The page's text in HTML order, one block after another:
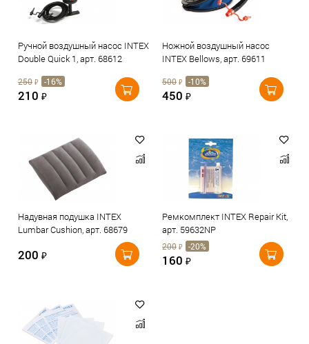
Ручной воздушный насос INTEX
Double Quick 1, арт. 68612
250 ₽ -16%
210 ₽
Ножной воздушный насос
INTEX Bellows, арт. 69611
500 ₽ -10%
450 ₽
Надувная подушка INTEX
Lumbar Cushion, арт. 68679
200 ₽
Ремкомплект INTEX Repair Kit,
арт. 59632NP
200 ₽ -20%
160 ₽